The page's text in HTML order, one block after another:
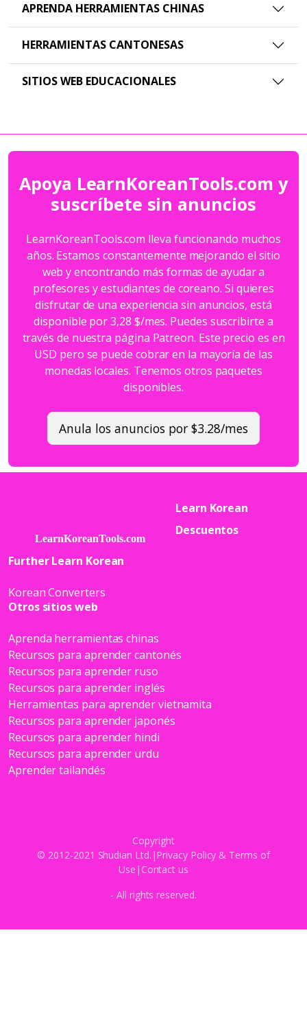
APRENDA HERRAMIENTAS CHINAS
HERRAMIENTAS CANTONESAS
SITIOS WEB EDUCACIONALES
Apoya LearnKoreanTools.com y
suscríbete sin anuncios
LearnKoreanTools.com lleva funcionando muchos
años. Estamos constantemente mejorando el sitio
web y encontrando más formas de ayudar a
profesores y estudiantes de coreano. Si quieres
disfrutar de una experiencia sin anuncios, está
disponible por 3,28 $/mes. Puedes suscribirte a
través de nuestra página Patreon. Este precio es en
USD pero se puede cobrar en la mayoría de las
monedas locales. Tenemos otros paquetes
disponibles.
Anula los anuncios por $3.28/mes
Learn Korean
Descuentos
Further Learn Korean
Korean Converters
Otros sitios web
Aprenda herramientas chinas
Recursos para aprender cantonés
Recursos para aprender ruso
Recursos para aprender inglés
Herramientas para aprender vietnamita
Recursos para aprender japonés
Recursos para aprender hindi
Recursos para aprender urdu
Aprender tailandés
Copyright
© 2012-2021 Shudian Ltd.|Privacy Policy & Terms of
Use | Contact us
- All rights reserved.